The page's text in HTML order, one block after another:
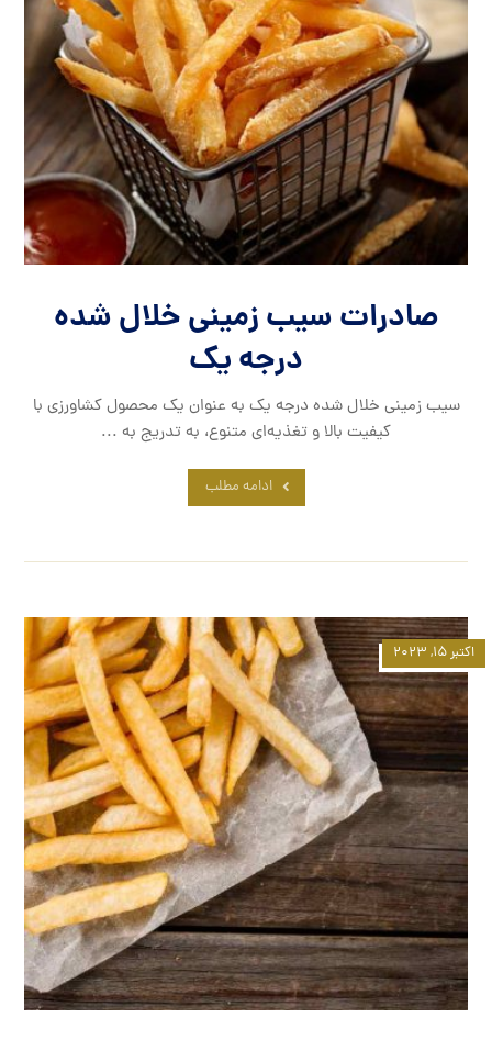
صادرات سیب زمینی خلال شده
درجه یک
سیب زمینی خلال شده درجه یک به عنوان یک محصول کشاورزی با
کیفیت بالا و تغذیه‌ای متنوع، به تدریج به ...
ادامه مطلب
اکتبر ۱۵, ۲۰۲۳